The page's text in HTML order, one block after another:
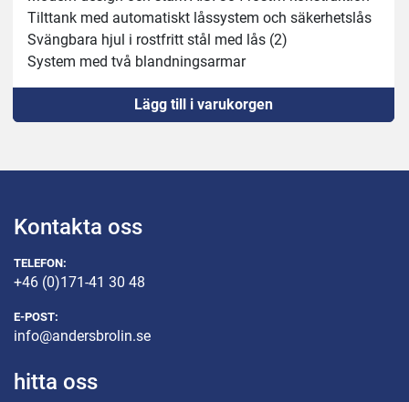
Tilttank med automatiskt låssystem och säkerhetslås
Svängbara hjul i rostfritt stål med lås (2)
System med två blandningsarmar
Avtagbara AISI 304 blandningsarmar i rostfritt stål
(inga verktyg krävs)
Totalskydd av växellåda/manöverpanel
Dubbel tätning på tank och växellåda
- framåt och bakåt
- automatisk avstängningsfunktion
- autofunktion med reversering
Kåpa i rostfritt stål med säkerhetsmikrobrytare
Perfekt till hårdmix och sallad
3ph watt 1100 - hp 1,5 (x2)
Lägg till i varukorgen
Kontakta oss
TELEFON:
+46 (0)171-41 30 48
E-POST:
info@andersbrolin.se
hitta oss